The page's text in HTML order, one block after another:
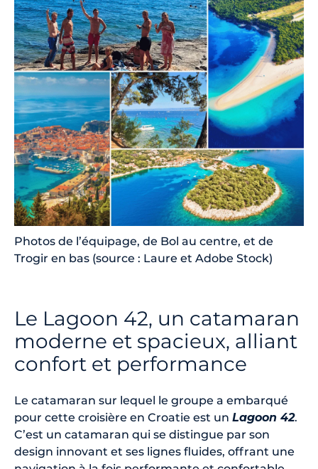
Photos de l’équipage, de Bol au centre, et de
Trogir en bas (source : Laure et Adobe Stock)
Le Lagoon 42, un catamaran
moderne et spacieux, alliant
confort et performance
Le catamaran sur lequel le groupe a embarqué
pour cette croisière en Croatie est un Lagoon 42.
C’est un catamaran qui se distingue par son
design innovant et ses lignes fluides, offrant une